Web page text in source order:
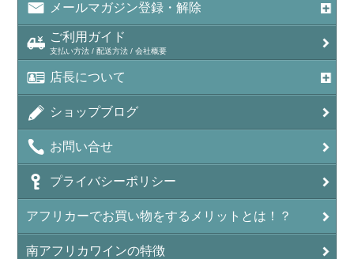
メールマガジン登録・解除
ご利用ガイド
支払い方法 / 配送方法 / 会社概要
店長について
ショップブログ
お問い合せ
プライバシーポリシー
アフリカーでお買い物をするメリットとは！？
南アフリカワインの特徴